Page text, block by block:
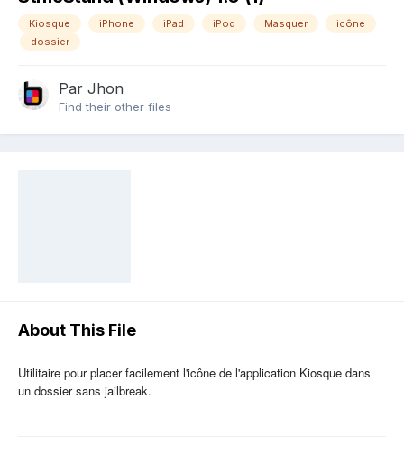
Kiosque iPhone iPad iPod Masquer
icône
dossier
Par Jhon
Find their other files
About This File
Utilitaire pour placer facilement l'icône de l'application Kiosque dans
un dossier sans jailbreak.